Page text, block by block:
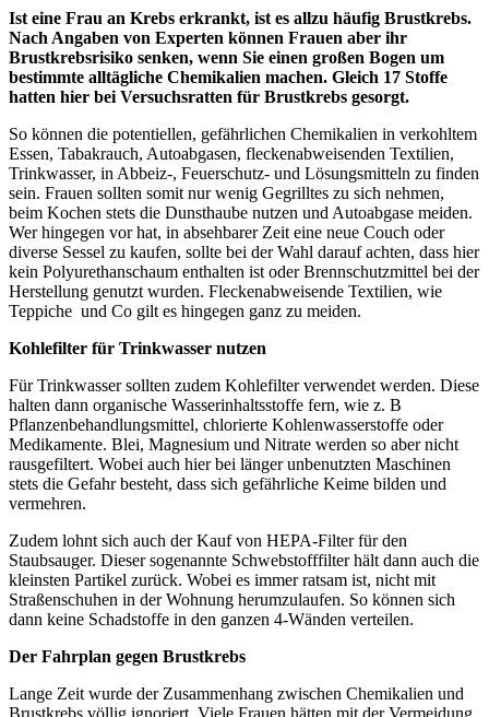
Ist eine Frau an Krebs erkrankt, ist es allzu häufig Brustkrebs.
Nach Angaben von Experten können Frauen aber ihr
Brustkrebsrisiko senken, wenn Sie einen großen Bogen um
bestimmte alltägliche Chemikalien machen. Gleich 17 Stoffe
hatten hier bei Versuchsratten für Brustkrebs gesorgt.
So können die potentiellen, gefährlichen Chemikalien in verkohltem
Essen, Tabakrauch, Autoabgasen, fleckenabweisenden Textilien,
Trinkwasser, in Abbeiz-, Feuerschutz- und Lösungsmitteln zu finden
sein. Frauen sollten somit nur wenig Gegrilltes zu sich nehmen,
beim Kochen stets die Dunsthaube nutzen und Autoabgase meiden.
Wer hingegen vor hat, in absehbarer Zeit eine neue Couch oder
diverse Sessel zu kaufen, sollte bei der Wahl darauf achten, dass hier
kein Polyurethanschaum enthalten ist oder Brennschutzmittel bei der
Herstellung genutzt wurden. Fleckenabweisende Textilien, wie
Teppiche und Co gilt es hingegen ganz zu meiden.
Kohlefilter für Trinkwasser nutzen
Für Trinkwasser sollten zudem Kohlefilter verwendet werden. Diese
halten dann organische Wasserinhaltsstoffe fern, wie z. B
Pflanzenbehandlungsmittel, chlorierte Kohlenwasserstoffe oder
Medikamente. Blei, Magnesium und Nitrate werden so aber nicht
rausgefiltert. Wobei auch hier bei länger unbenutzten Maschinen
stets die Gefahr besteht, dass sich gefährliche Keime bilden und
vermehren.
Zudem lohnt sich auch der Kauf von HEPA-Filter für den
Staubsauger. Dieser sogenannte Schwebstofffilter hält dann auch die
kleinsten Partikel zurück. Wobei es immer ratsam ist, nicht mit
Straßenschuhen in der Wohnung herumzulaufen. So können sich
dann keine Schadstoffe in den ganzen 4-Wänden verteilen.
Der Fahrplan gegen Brustkrebs
Lange Zeit wurde der Zusammenhang zwischen Chemikalien und